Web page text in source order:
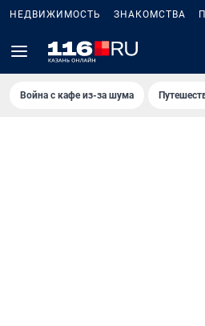
НЕДВИЖИМОСТЬ ЗНАКОМСТВА
Война с кафе из-за шума